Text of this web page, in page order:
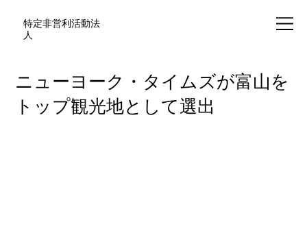
特定非営利活動法
人
ニューヨーク・タイムズが富山を
トップ観光地として選出